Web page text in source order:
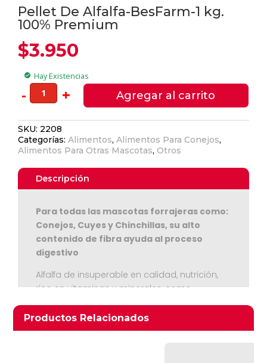
Ver Carrito
Seguir Comprando
Pellet De Alfalfa-BesFarm-1 kg.
100% Premium
$3.950
check_circle Hay Existencias
- Pellet
De
BesFarm-
1
100%
Premium
+ Agregar al carrito
SKU: 2208
Categorías:Alimentos,Alimentos Para Conejos,
Alimentos Para Otras Mascotas, Otros
Descripción
Para todas las mascotas forrajeras como:
Conejos, Cuyes y Chinchillas, su alto
contenido de fibra ayuda al proceso
digestivo
Alfalfa de insuperable en calidad, nutrición,
rico en vitaminas y minerales, como
en todas sus fases de desarrollo productivo:
Pellets de Alfalfa Premium de producción
Productos Relacionados
Productos relacionados